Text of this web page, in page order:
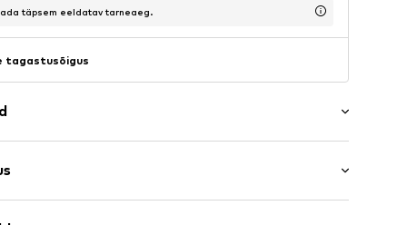
täpsem eeldatav tarneaeg.
tagastusõigus